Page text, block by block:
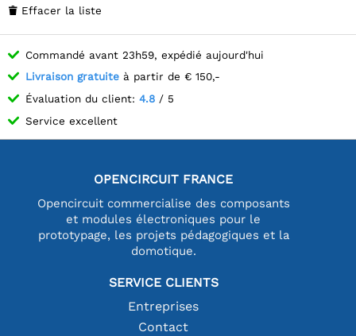
 Effacer la liste
Commandé avant 23h59, expédié aujourd'hui
Livraison gratuite à partir de € 150,-
Évaluation du client: 4.8 / 5
Service excellent
OPENCIRCUIT FRANCE
Opencircuit commercialise des composants
et modules électroniques pour le
prototypage, les projets pédagogiques et la
domotique.
SERVICE CLIENTS
Entreprises
Contact